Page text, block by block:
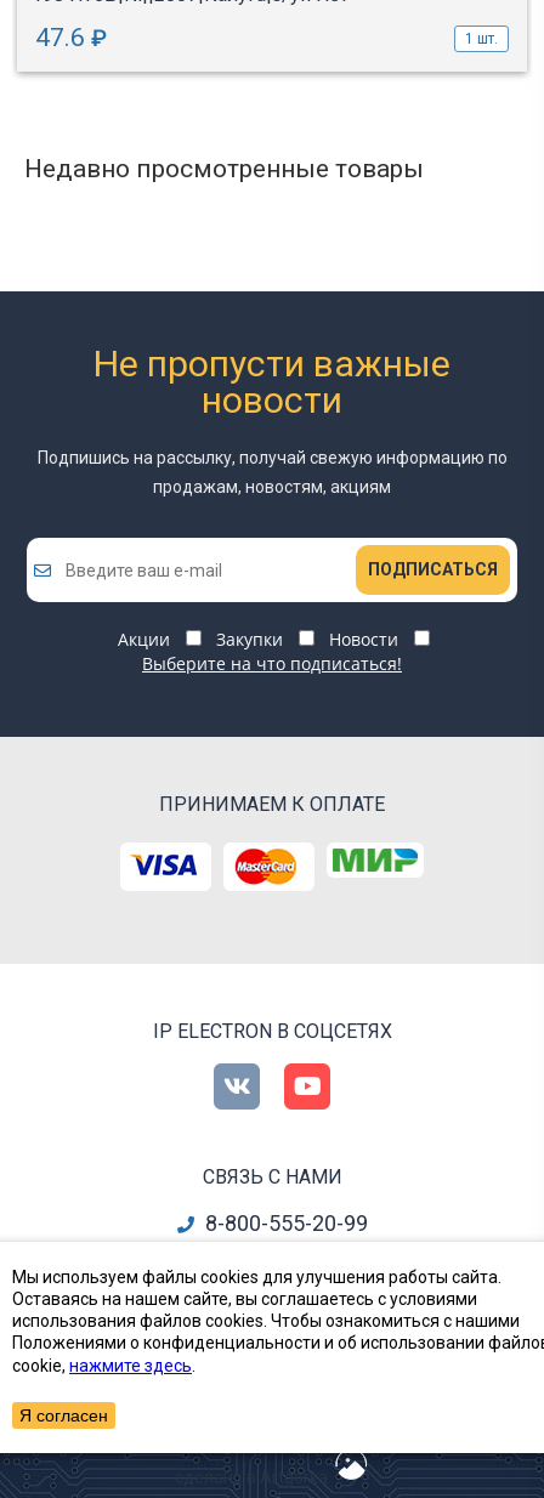
47.6 ₽ 1 шт.
Недавно просмотренные товары
Не пропусти важные
новости
Подпишись на рассылку, получай свежую информацию по
продажам, новостям, акциям
ПОДПИСАТЬСЯ
Акции Закупки
Новости
Выберите на что подписаться!
ПРИНИМАЕМ К ОПЛАТЕ
IP ELECTRON В СОЦСЕТЯХ
СВЯЗЬ С НАМИ
8-800-555-20-99
info@ipelectron.ru
все контакты
Приборы, Радиодетали и Электронные компоненты
сделано в Artgorka
Мы используем файлы cookies для улучшения работы сайта.
Оставаясь на нашем сайте, вы соглашаетесь с условиями
использования файлов cookies. Чтобы ознакомиться с нашими
Положениями о конфиденциальности и об использовании
cookie, нажмите здесь
Я согласен